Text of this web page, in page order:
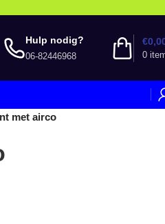
Hulp nodig?
06-82446968 0
€
met airco